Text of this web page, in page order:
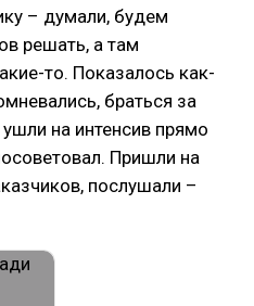
– думали, будем
решать, а там
то. Показалось как-
браться за
ушли на интенсив прямо
Пришли на
послушали –